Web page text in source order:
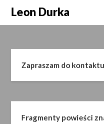
SkipLeon Durka
Zapraszam do
Fragmenty powieści